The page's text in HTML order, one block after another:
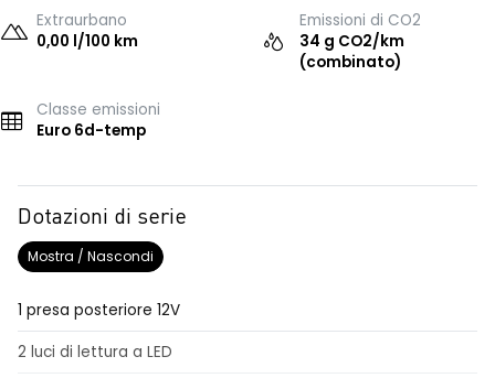
Extraurbano
0,00 l/100 km
Emissioni di CO2
34 g CO2/km
(combinato)
Classe emissioni
Euro 6d-temp
Dotazioni di serie
Mostra / Nascondi
1 presa posteriore 12V
2 luci di lettura a LED